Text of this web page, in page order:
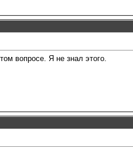
вопросе. Я не знал этого.